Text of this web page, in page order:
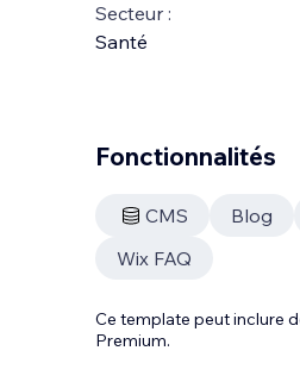
Secteur :
Santé
Fonctionnalités
CMS Blog
Wix FAQ
Ce template peut inclure
Premium.